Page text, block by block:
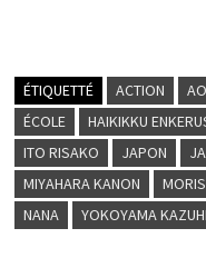
ÉTIQUETTÉ ACTION
ÉCOLE
HAIKIKKU
ITO RISAKO
JAPON
MIYAHARA KANON
NANA
YOKOYAMA